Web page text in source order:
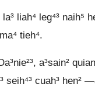
liah⁴ leg⁴³ naih⁵
tieh⁴.
a³sain²
seih⁴³ cuah³ hen²